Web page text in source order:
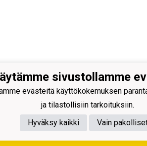
sivustollamme
evästeitä käyttökokemuksen
ja tilastollisiin tarkoituksiin.
Hyväksy kaikki
Vain